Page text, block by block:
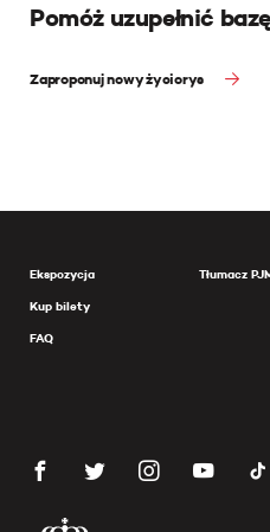
Pomóż uzupełnić
Zaproponuj nowy życiorys
Ekspozycja
Kup bilety
FAQ
Tłumacz